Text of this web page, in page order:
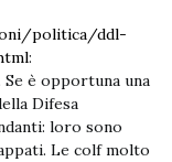
politica/ddl-
:
Se è opportuna una
Difesa
loro sono
Le colf molto